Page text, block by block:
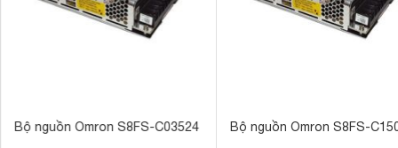
Bộ nguồn Omron S8FS-C03524 Bộ nguồn Omron S8FS-